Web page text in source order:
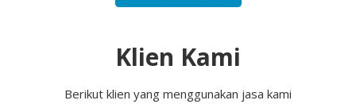
Klien Kami
Berikut klien yang menggunakan jasa kami